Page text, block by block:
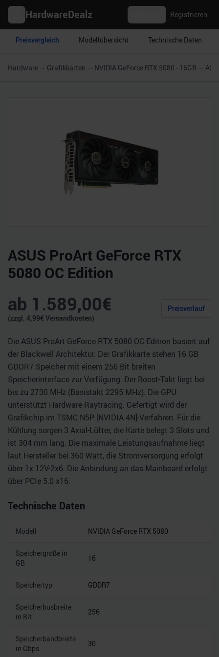
HardwareDealz Registrieren
Preisvergleich Modellübersicht Technische Daten
Hardware Grafikkarten NVIDIA GeForce RTX 5080 - 16GB
ASUS ProArt GeForce RTX
5080 OC Edition
ab 1.589,00€
(zzgl. 4,99€ Versandkosten)
Preisverlauf
Die ASUS ProArt GeForce RTX 5080 OC Edition basiert auf
der Blackwell Architektur. Der Grafikkarte stehen 16 GB
GDDR7 Speicher mit einem 256 Bit breiten
Speicherinterface zur Verfügung. Der Boost-Takt liegt bei
bis zu 2730 MHz (Basistakt 2295 MHz). Die GPU
unterstützt Hardware-Raytracing. Gefertigt wird der
Grafikchip im TSMC N5P [NVIDIA 4N]-Verfahren. Für die
Kühlung sorgen 3 Axial-Lüfter, die Karte belegt 3 Slots und
ist 304 mm lang. Die maximale Leistungsaufnahme liegt
laut Hersteller bei 360 Watt, die Stromversorgung erfolgt
über 1x 12V-2x6. Die Anbindung an das Mainboard erfolgt
über PCIe 5.0 x16.
Technische Daten
Modell NVIDIA GeForce RTX 5080
Speichergröße in
GB
16
Speichertyp GDDR7
Speicherbusbreite
in Bit
256
Speicherbandbreite
in Gbps
30